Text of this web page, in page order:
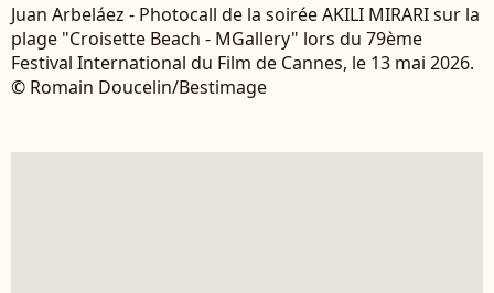
Juan Arbeláez - Photocall de la soirée AKILI MIRARI sur la
plage "Croisette Beach - MGallery" lors du 79ème
Festival International du Film de Cannes, le 13 mai 2026.
© Romain Doucelin/Bestimage